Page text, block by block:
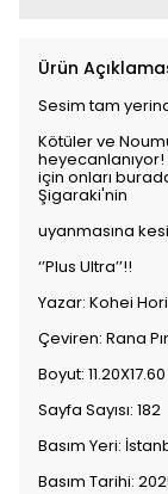
Ürün
Sesim tam
Kötüler ve
için onları
Şigaraki'nin
uyanmasına
‘’Plus Ultra’’!!
Yazar: Kohei
Çeviren: Rana
Boyut: 11.20X17.60
Sayfa Sayısı: 182
Basım Yeri:
Basım Tarihi: